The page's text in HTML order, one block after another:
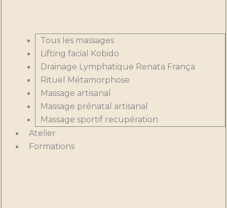
Tous les massages
Lifting facial Kobido
Drainage Lymphatique Renata França
Rituel Métamorphose
Massage artisanal
Massage prénatal artisanal
Massage sportif recupération
Atelier
Formations